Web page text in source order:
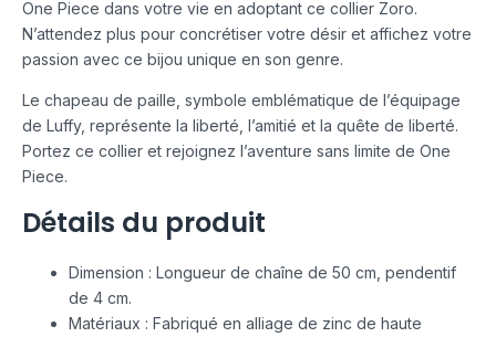
One Piece dans votre vie en adoptant ce collier Zoro.
N’attendez plus pour concrétiser votre désir et affichez votre
passion avec ce bijou unique en son genre.
Le chapeau de paille, symbole emblématique de l’équipage
de Luffy, représente la liberté, l’amitié et la quête de liberté.
Portez ce collier et rejoignez l’aventure sans limite de One
Piece.
Détails du produit
Dimension : Longueur de chaîne de 50 cm, pendentif
de 4 cm.
Matériaux : Fabriqué en alliage de zinc de haute